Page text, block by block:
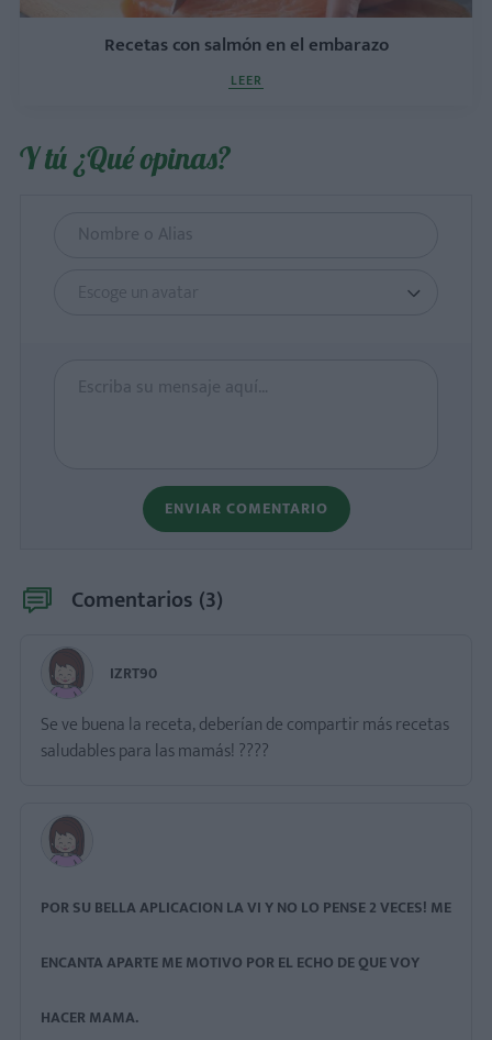
Recetas con salmón en el embarazo
LEER
Y tú ¿Qué opinas?
Escoge un avatar
ENVIAR COMENTARIO
Comentarios (3)
IZRT90
Se ve buena la receta, deberían de compartir más recetas
saludables para las mamás! ????
POR SU BELLA APLICACION LA VI Y NO LO PENSE 2 VECES! ME
ENCANTA APARTE ME MOTIVO POR EL ECHO DE QUE VOY
HACER MAMA.